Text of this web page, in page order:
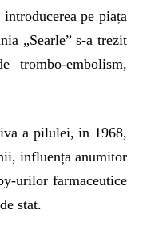
pe piața
„Searle” s-a trezit
trombo-embolism,
a pilulei, in 1968,
influența anumitor
urilor farmaceutice
stat.